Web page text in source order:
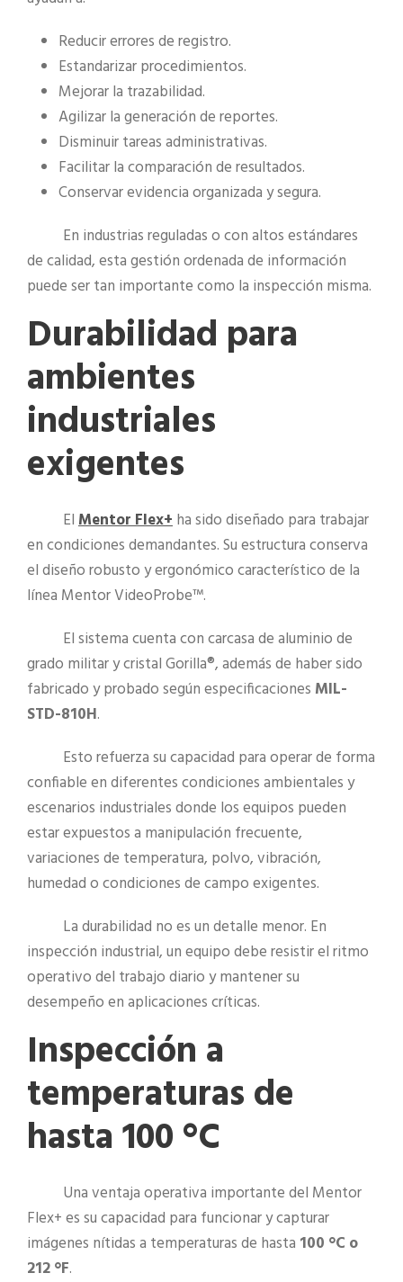
Reducir errores de registro.
Estandarizar procedimientos.
Mejorar la trazabilidad.
Agilizar la generación de reportes.
Disminuir tareas administrativas.
Facilitar la comparación de resultados.
Conservar evidencia organizada y segura.
En industrias reguladas o con altos estándares
de calidad, esta gestión ordenada de información
puede ser tan importante como la inspección misma.
Durabilidad para
ambientes
industriales
exigentes
ElMentor Flex+ha sido diseñado para trabajar
en condiciones demandantes. Su estructura conserva
el diseño robusto y ergonómico característico de la
línea Mentor VideoProbe™.
El sistema cuenta con carcasa de aluminio de
grado militar y cristal Gorilla®, además de haber sido
fabricado y probado según especificaciones MIL-
STD-810H.
Esto refuerza su capacidad para operar de forma
confiable en diferentes condiciones ambientales y
escenarios industriales donde los equipos pueden
estar expuestos a manipulación frecuente,
variaciones de temperatura, polvo, vibración,
humedad o condiciones de campo exigentes.
La durabilidad no es un detalle menor. En
inspección industrial, un equipo debe resistir el ritmo
operativo del trabajo diario y mantener su
desempeño en aplicaciones críticas.
Inspección a
temperaturas de
hasta 100 °C
Una ventaja operativa importante del Mentor
Flex+ es su capacidad para funcionar y capturar
imágenes nítidas a temperaturas de hasta 100 °C o
212 °F.